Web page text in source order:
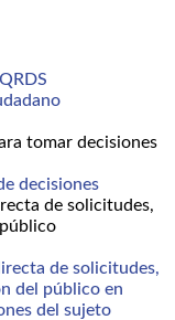
tomar decisiones
decisiones
de solicitudes,
de solicitudes,
del público en
del sujeto